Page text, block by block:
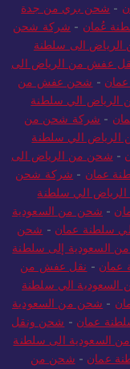
- شحن بري من جدة
عُمان - شركة شحن
الى سلطنة
عفش من الرياض الى
- شحن عفش من
الي سلطنة
- شركة شحن من
الي سلطنة
- شحن من الرياض الى
عمان - شركة شحن
الي سلطنة
- شحن من السعودية
سلطنة عمان - شحن
السعودية إلى سلطنة
عمان - نقل عفش من
الي سلطنة
- شحن من السعودية
عمان - شحن ونقل
السعودية الى سلطنة
عمان - شحن من